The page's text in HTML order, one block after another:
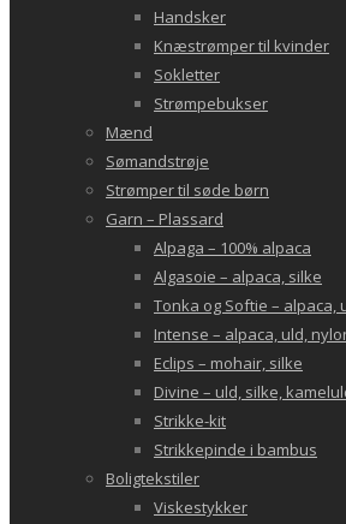
Handsker
Knæstrømper til kvinder
Sokletter
Strømpebukser
Mænd
Sømandstrøje
Strømper til søde børn
Garn – Plassard
Alpaga – 100% alpaca
Algasoie – alpaca, silke
Tonka og Softie – alpaca,
Intense – alpaca, uld,
Eclips – mohair, silke
Divine – uld, silke,
Strikke-kit
Strikkepinde i bambus
Boligtekstiler
Viskestykker